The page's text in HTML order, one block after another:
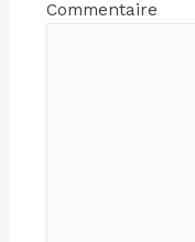
Commentaire